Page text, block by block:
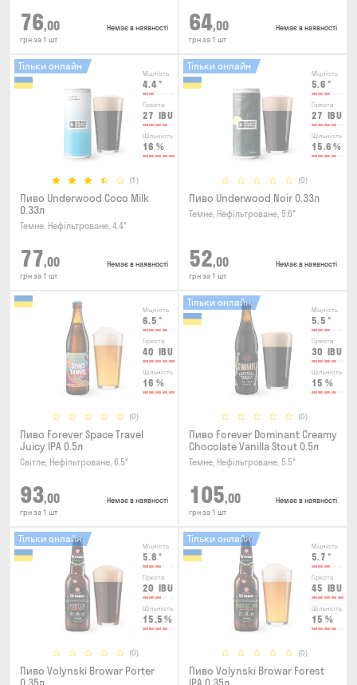
76,00
грн за 1 шт
Немає в наявності 64,00
грн за 1 шт
Немає в наявності
Міцність
4.4 °
Гіркота
27 IBU
Щільність
16 %
(1)
Тільки онлайн
Пиво Underwood Coco Milk
0.33л
Темне, Нефільтроване, 4.4°
77,00
грн за 1 шт
Немає в наявності
Міцність
5.6 °
Гіркота
27 IBU
Щільність
15.6 %
(0)
Тільки онлайн
Пиво Underwood Noir 0.33л
Темне, Нефільтроване, 5.6°
52,00
грн за 1 шт
Немає в наявності
Міцність
6.5 °
Гіркота
40 IBU
Щільність
16 %
(0)
Пиво Forever Space Travel
Juicy IPA 0.5л
Світле, Нефільтроване, 6.5°
93,00
грн за 1 шт
Немає в наявності
Міцність
5.5 °
Гіркота
30 IBU
Щільність
15 %
(0)
Тільки онлайн
Пиво Forever Dominant Creamy
Chocolate Vanilla Stout 0.5л
Темне, Нефільтроване, 5.5°
105,00
грн за 1 шт
Немає в наявності
Міцність
5.8 °
Гіркота
20 IBU
Щільність
15.5 %
(0)
Тільки онлайн
Пиво Volynski Browar Porter
Міцність
5.7 °
Гіркота
45 IBU
Щільність
15 %
(0)
Тільки онлайн
Пиво Volynski Browar Forest